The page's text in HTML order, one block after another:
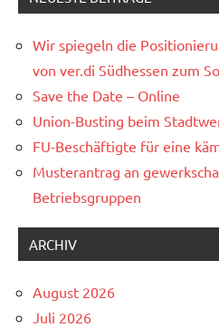
Wir spiegeln die
von ver.di Südhessen zum
Save the Date – Online
Union-Busting beim
FU-Beschäftigte für eine
Musterantrag an
Betriebsgruppen
ARCHIV
August 2026
Juli 2026